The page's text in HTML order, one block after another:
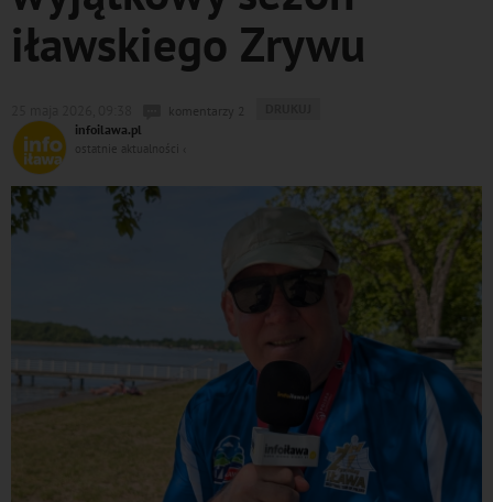
iławskiego Zrywu
infoilawa.pl
ostatnie aktualności ‹